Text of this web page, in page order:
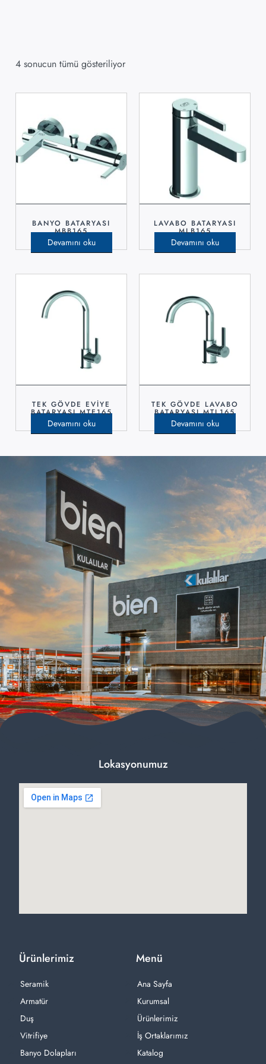
4 sonucun tümü gösteriliyor
BANYO BATARYASI
MBB165
Devamını oku
LAVABO BATARYASI
MLB165
Devamını oku
TEK GÖVDE EVIYE
BATARYASI MTE165
Devamını oku
TEK GÖVDE LAVABO
BATARYASI MTL165
Devamını oku
Menü
Ana Sayfa
Kurumsal
Ürünlerimiz
İş Ortaklarımız
Katalog
Ürünlerimiz
Seramik
Armatür
Duş
Vitrifiye
Banyo Dolapları
Lokasyonumuz